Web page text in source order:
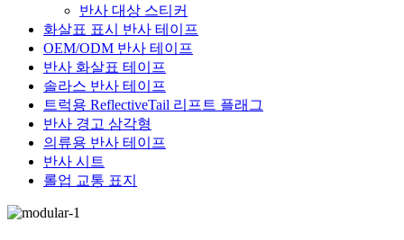
반사 대상 스티커
화살표 표시 반사 테이프
OEM/ODM 반사 테이프
반사 화살표 테이프
솔라스 반사 테이프
트럭용 ReflectiveTail 리프트 플래그
반사 경고 삼각형
의류용 반사 테이프
반사 시트
롤업 교통 표지